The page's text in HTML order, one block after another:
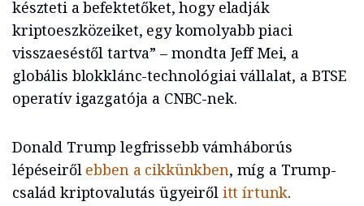
készteti a befektetőket, hogy eladják
kriptoeszközeiket, egy komolyabb piaci
visszaeséstől tartva” – mondta Jeff Mei, a
globális blokklánc-technológiai vállalat, a BTSE
operatív igazgatója a CNBC-nek.
Donald Trump legfrissebb vámháborús
lépéseiről ebben a cikkünkben, míg a Trump-
család kriptovalutás ügyeiről itt írtunk.